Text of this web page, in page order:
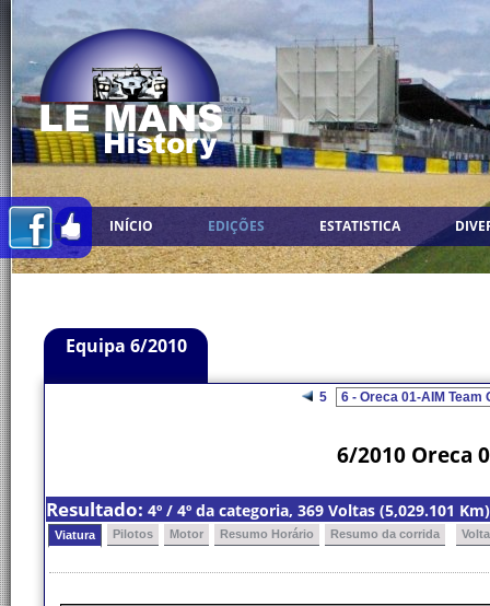
INÍCIO EDIÇÕES ESTATISTICA
Equipa 6/2010
5
6/2010 Oreca
Resultado: 4º / 4º da categoria, 369 Voltas (5,029.101
Viatura Pilotos Motor Resumo Horário Resumo da corrida